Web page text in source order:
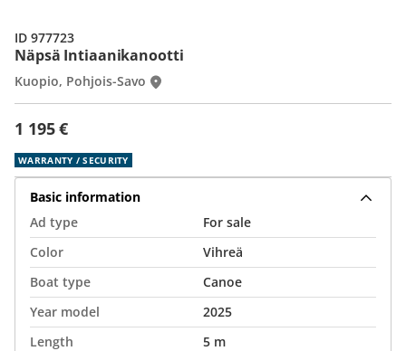
Näpsä Intiaanikanootti
1 195 €
Kuopio, Pohjois-Savo
ID 977723
WARRANTY / SECURITY
Basic information
Ad type
For sale
Color
Vihreä
Boat type
Canoe
Year model
2025
Length
5 m